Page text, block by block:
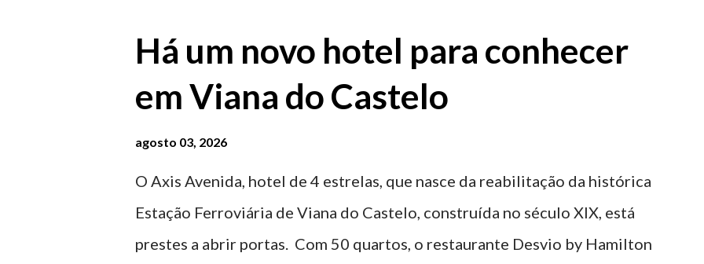
Há um novo hotel para conhecer
em Viana do Castelo
agosto 03, 2026
O Axis Avenida, hotel de 4 estrelas, que nasce da reabilitação da histórica
Estação Ferroviária de Viana do Castelo, construída no século XIX, está
prestes a abrir portas. Com 50 quartos, o restaurante Desvio by Hamilton